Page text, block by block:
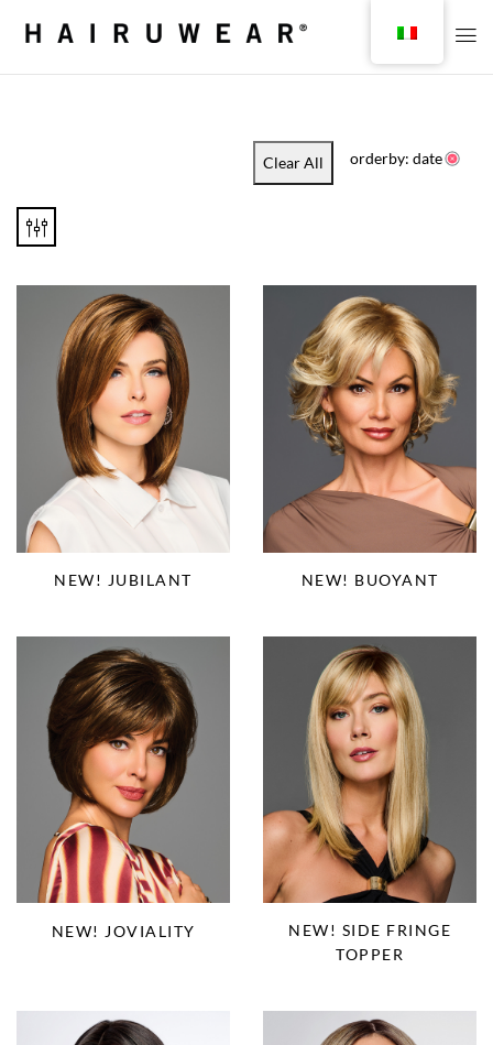
Clear All orderby: date
NEW! JUBILANT NEW! BUOYANT
NEW! JOVIALITY
NEW! SIDE FRINGE
TOPPER